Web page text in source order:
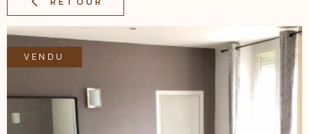
CHARME
ESTIMER
BIEN
VENDU